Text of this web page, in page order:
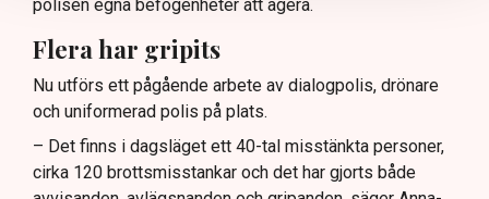
polisen egna befogenheter att agera.
Flera har gripits
Nu utförs ett pågående arbete av dialogpolis, drönare
och uniformerad polis på plats.
– Det finns i dagsläget ett 40-tal misstänkta personer,
cirka 120 brottsmisstankar och det har gjorts både